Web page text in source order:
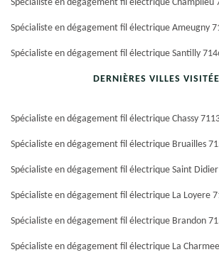
Spécialiste en dégagement fil électrique Champlieu
Spécialiste en dégagement fil électrique Ameugny
Spécialiste en dégagement fil électrique Santilly
DERNIÈRES VILLES
Spécialiste en dégagement fil électrique Chassy
Spécialiste en dégagement fil électrique Bruailles
Spécialiste en dégagement fil électrique Saint Didier
Spécialiste en dégagement fil électrique La Loyere
Spécialiste en dégagement fil électrique Brandon
Spécialiste en dégagement fil électrique La